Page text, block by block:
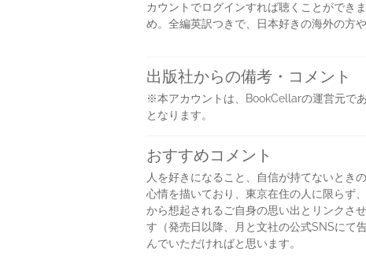
カウントでログインすれば聴くことができ
め。全編英訳つきで、日本好きの海外の方
出版社からの備考・コメント
※本アカウントは、BookCellarの運営元で
となります。
おすすめコメント
人を好きになること、自信が持てないとき
心情を描いており、東京在住の人に限らず
から想起されるご自身の思い出とリンクさ
す（発売日以降、月と文社の公式SNSにて
んでいただければと思います。